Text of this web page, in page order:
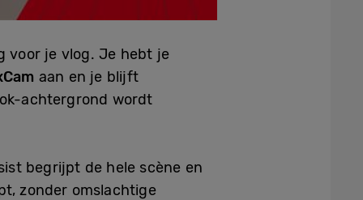
voor je vlog. Je hebt je
aan en je blijft
achtergrond wordt
begrijpt de hele scène en
zonder omslachtige